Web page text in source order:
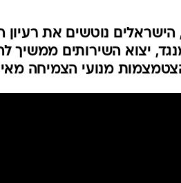
הישראלים נוטשים את
יצוא השירותים
מנועי הצמיחה